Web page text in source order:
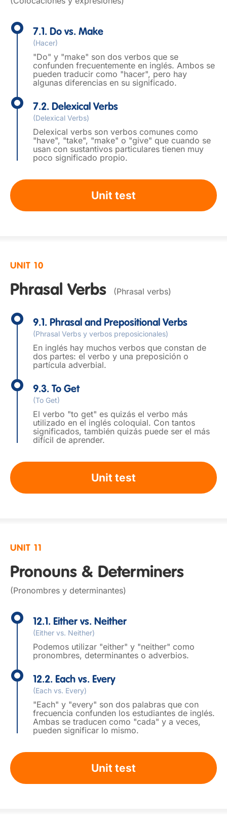
7.1. Do vs. Make
(Hacer)
"Do" y "make" son dos verbos que se
confunden frecuentemente en inglés. Ambos se
pueden traducir como "hacer", pero hay
algunas diferencias en su significado.
7.2. Delexical Verbs
(Delexical Verbs)
Delexical verbs son verbos comunes como
"have", "take", "make" o "give" que cuando se
usan con sustantivos particulares tienen muy
poco significado propio.
Unit test
UNIT 10
Phrasal Verbs (Phrasal verbs)
9.1. Phrasal and Prepositional Verbs
(Phrasal Verbs y verbos preposicionales)
En inglés hay muchos verbos que constan de
dos partes: el verbo y una preposición o
partícula adverbial.
9.3. To Get
(To Get)
El verbo "to get" es quizás el verbo más
utilizado en el inglés coloquial. Con tantos
significados, también quizás puede ser el más
difícil de aprender.
Unit test
UNIT 11
Pronouns & Determiners
(Pronombres y determinantes)
12.1. Either vs. Neither
(Either vs. Neither)
Podemos utilizar "either" y "neither" como
pronombres, determinantes o adverbios.
12.2. Each vs. Every
(Each vs. Every)
"Each" y "every" son dos palabras que con
frecuencia confunden los estudiantes de inglés.
Ambas se traducen como "cada" y a veces,
pueden significar lo mismo.
Unit test